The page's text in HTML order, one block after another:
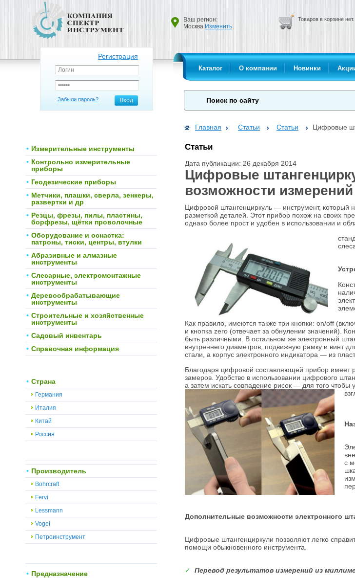
Ваш регион:
Москва Изменить
Товаров в корзине нет.
Регистрация
Забыли пароль? Вход
Каталог О компании Новинки
Главная Статьи Статьи Цифровые
Измерительные инструменты
Контрольно измерительные
приборы
Геодезические приборы
Метчики, плашки, сверла, зенкеры,
развертки и др
Резцы, фрезы, пилы, пластины,
борфрезы, щётки проволочные
Оборудование и оснастка:
патроны, тиски, центры, втулки
Абразивные и алмазные
инструменты
Слесарные, электромонтажные
инструменты
Деревообрабатывающие
инструменты
Строительные и хозяйственные
инструменты
Садовый инвентарь
Справочная информация
Страна
Германия
Италия
Китай
Россия
Производитель
Bohrcraft
Fervi
Lessmann
Vogel
Петроинструмент
Предназначение
Статьи
Дата публикации: 26 декабря 2014
Цифровые
возможности измерений
Цифровой штангенциркуль — инструмент,
разметкой деталей. Этот прибор похож на своих
однако более прост и удобен в использовании и
Как правило, имеются также три кнопки: on/off
и кнопка zero (отвечает за обнулении значений).
быть различными. В остальном же электронный
внутреннего диаметров, подвижную рамку и винт
стали, а корпус электронного индикатора — из
Благодаря цифровой составляющей прибор имеет
замеров. Удобство в использовании цифрового
а затем искать совпадение рисок — для того
с
Дополнительные возможности электронного
Цифровые штангенциркули позволяют легко
помощи обыкновенного инструмента.
✓
Перевод результатов измерений из